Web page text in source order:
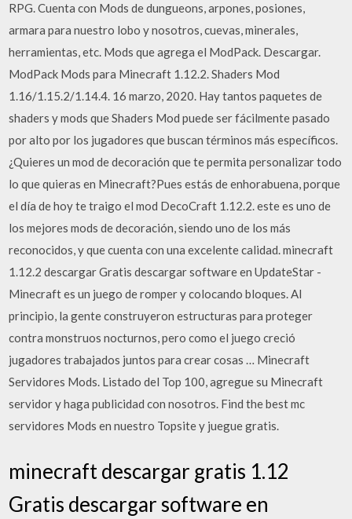
RPG. Cuenta con Mods de dungueons, arpones, posiones,
armara para nuestro lobo y nosotros, cuevas, minerales,
herramientas, etc. Mods que agrega el ModPack. Descargar.
ModPack Mods para Minecraft 1.12.2. Shaders Mod
1.16/1.15.2/1.14.4. 16 marzo, 2020. Hay tantos paquetes de
shaders y mods que Shaders Mod puede ser fácilmente pasado
por alto por los jugadores que buscan términos más específicos.
¿Quieres un mod de decoración que te permita personalizar todo
lo que quieras en Minecraft?Pues estás de enhorabuena, porque
el día de hoy te traigo el mod DecoCraft 1.12.2. este es uno de
los mejores mods de decoración, siendo uno de los más
reconocidos, y que cuenta con una excelente calidad. minecraft
1.12.2 descargar Gratis descargar software en UpdateStar -
Minecraft es un juego de romper y colocando bloques. Al
principio, la gente construyeron estructuras para proteger
contra monstruos nocturnos, pero como el juego creció
jugadores trabajados juntos para crear cosas … Minecraft
Servidores Mods. Listado del Top 100, agregue su Minecraft
servidor y haga publicidad con nosotros. Find the best mc
servidores Mods en nuestro Topsite y juegue gratis.
minecraft descargar gratis 1.12
Gratis descargar software en